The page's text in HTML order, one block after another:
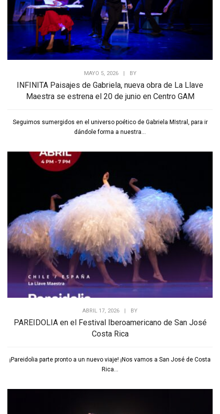
MAYO 5, 2026 | BY
INFINITA Paisajes de Gabriela, nueva obra de La Llave
Maestra se estrena el 20 de junio en Centro GAM
Seguimos sumergidos en el universo poético de Gabriela MIstral, para ir
dándole forma a nuestra...
ABRIL 17, 2026 | BY
PAREIDOLIA en el Festival Iberoamericano de San José
Costa Rica
¡Pareidolia parte pronto a un nuevo viaje! ¡Nos vamos a San José de Costa
Rica...